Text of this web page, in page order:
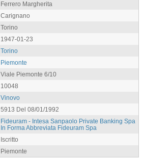
Ferrero Margherita
Carignano
Torino
1947-01-23
Torino
Piemonte
Viale Piemonte 6/10
10048
Vinovo
5913 Del 08/01/1992
Fideuram - Intesa Sanpaolo Private Banking Spa
In Forma Abbreviata Fideuram Spa
Iscritto
Piemonte